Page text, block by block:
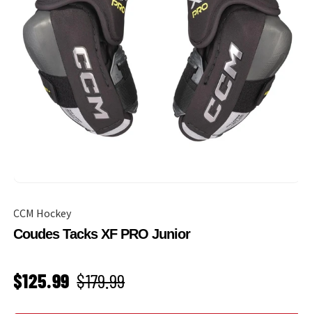
CCM Hockey
Coudes Tacks XF PRO Junior
PRIX SOLDÉ
$125.99 Prix habituel
$179.99